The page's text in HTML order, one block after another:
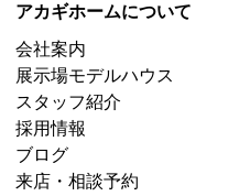
アカギホームについて
会社案内
展示場モデルハウス
スタッフ紹介
採用情報
ブログ
来店・相談予約